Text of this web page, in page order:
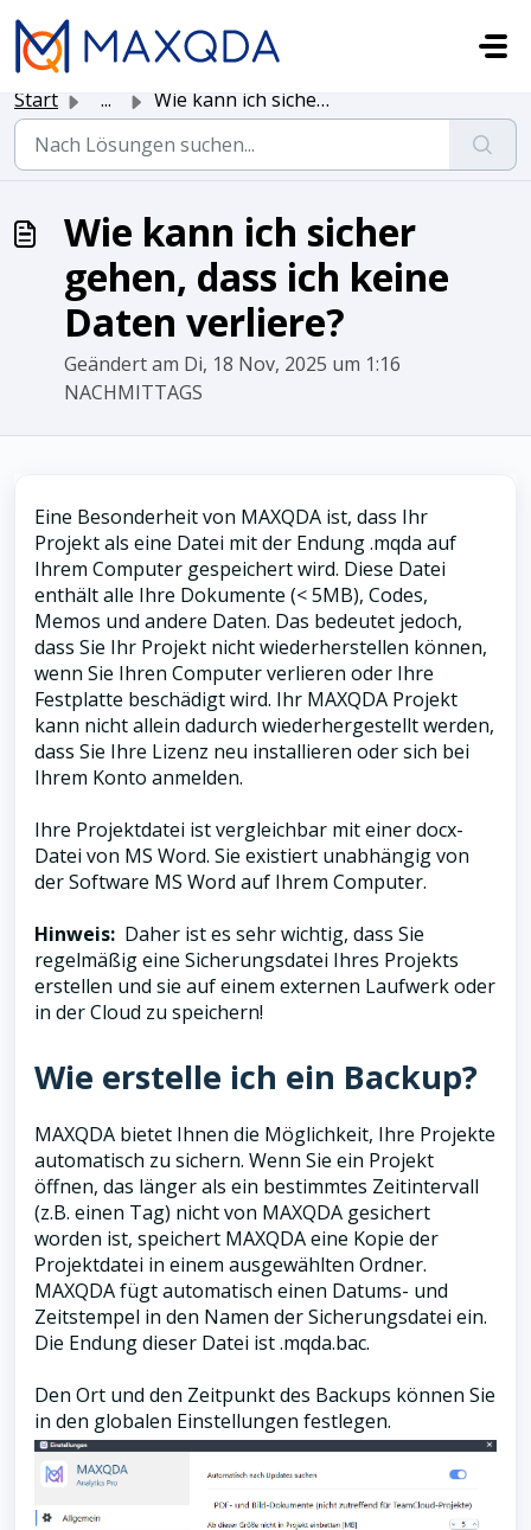
Zum hauptsächlichen Inhalt gehen
Start ... Wie kann ich sicher gehen, dass ich keine Daten verliere?
Wie kann ich sicher
gehen, dass ich keine
Daten verliere?
Geändert am Di, 18 Nov, 2025 um 1:16
NACHMITTAGS
Eine Besonderheit von MAXQDA ist, dass Ihr
Projekt als eine Datei mit der Endung .mqda auf
Ihrem Computer gespeichert wird. Diese Datei
enthält alle Ihre Dokumente (< 5MB), Codes,
Memos und andere Daten. Das bedeutet jedoch,
dass Sie Ihr Projekt nicht wiederherstellen können,
wenn Sie Ihren Computer verlieren oder Ihre
Festplatte beschädigt wird. Ihr MAXQDA Projekt
kann nicht allein dadurch wiederhergestellt werden,
dass Sie Ihre Lizenz neu installieren oder sich bei
Ihrem Konto anmelden.
Ihre Projektdatei ist vergleichbar mit einer docx-
Datei von MS Word. Sie existiert unabhängig von
der Software MS Word auf Ihrem Computer.
Hinweis: Daher ist es sehr wichtig, dass Sie
regelmäßig eine Sicherungsdatei Ihres Projekts
erstellen und sie auf einem externen Laufwerk oder
in der Cloud zu speichern!
Wie erstelle ich ein Backup?
MAXQDA bietet Ihnen die Möglichkeit, Ihre Projekte
automatisch zu sichern. Wenn Sie ein Projekt
öffnen, das länger als ein bestimmtes Zeitintervall
(z.B. einen Tag) nicht von MAXQDA gesichert
worden ist, speichert MAXQDA eine Kopie der
Projektdatei in einem ausgewählten Ordner.
MAXQDA fügt automatisch einen Datums- und
Zeitstempel in den Namen der Sicherungsdatei ein.
Die Endung dieser Datei ist .mqda.bac.
Den Ort und den Zeitpunkt des Backups können Sie
in den globalen Einstellungen festlegen.